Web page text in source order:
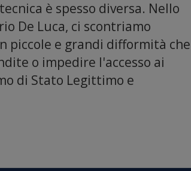
è spesso diversa. Nello
De Luca, ci scontriamo
piccole e grandi difformità che
o impedire l'accesso ai
di Stato Legittimo e